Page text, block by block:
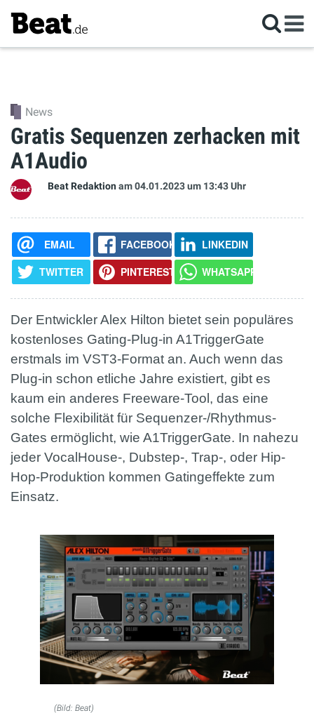
News
Gratis Sequenzen zerhacken mit
A1Audio
Beat Redaktionam 04.01.2023um 13:43 Uhr
EMAIL FACEBOOK
LINKEDIN
TWITTER
PINTEREST WHATSAPP
Der Entwickler Alex Hilton bietet sein populäres
kostenloses Gating-Plug-in A1TriggerGate
erstmals im VST3-Format an. Auch wenn das
Plug-in schon etliche Jahre existiert, gibt es
kaum ein anderes Freeware-Tool, das eine
solche Flexibilität für Sequenzer-/Rhythmus-
Gates ermöglicht, wie A1TriggerGate. In nahezu
jeder VocalHouse-, Dubstep-, Trap-, oder Hip-
Hop-Produktion kommen Gatingeffekte zum
Einsatz.
(Bild: Beat)